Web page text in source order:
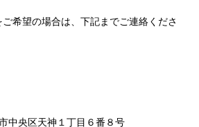
希望の場合は、下記までご連絡くださ
中央区天神１丁目６番８号